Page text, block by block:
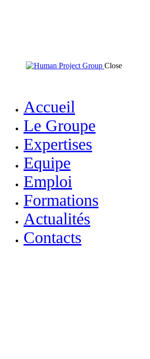
Close
Accueil
Le Groupe
Expertises
Equipe
Emploi
Formations
Actualités
Contacts